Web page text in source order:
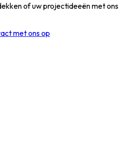
of uw projectideeën met ons
met ons op